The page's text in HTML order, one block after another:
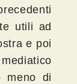
utili ad
e poi
meno di